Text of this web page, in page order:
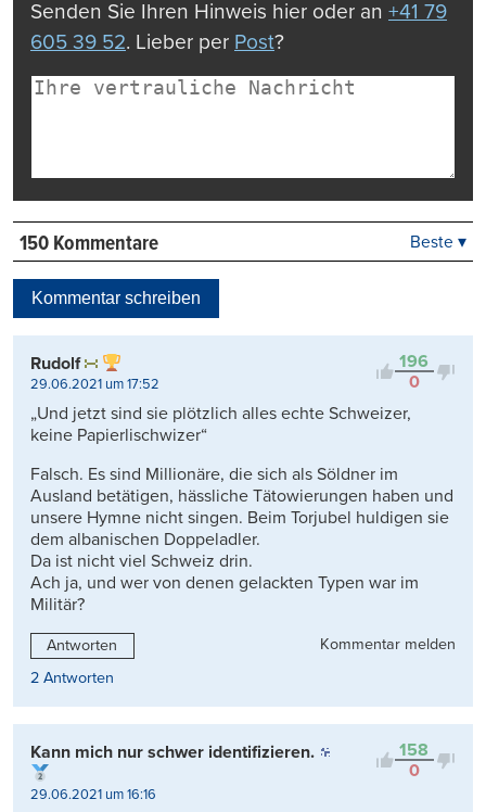
Senden Sie Ihren Hinweis hier oder an +41 79
605 39 52. Lieber per Post?
150 Kommentare
Kontrovers
Beste ▾
Kommentar schreiben
196
0
Rudolf
29.06.2021 um 17:52
„Und jetzt sind sie plötzlich alles echte Schweizer,
keine Papierlischwizer“
Falsch. Es sind Millionäre, die sich als Söldner im
Ausland betätigen, hässliche Tätowierungen haben und
unsere Hymne nicht singen. Beim Torjubel huldigen sie
dem albanischen Doppeladler.
Da ist nicht viel Schweiz drin.
Ach ja, und wer von denen gelackten Typen war im
Militär?
Antworten
Kommentar melden
2 Antworten
158
0
Kann mich nur schwer identifizieren.
29.06.2021 um 16:16